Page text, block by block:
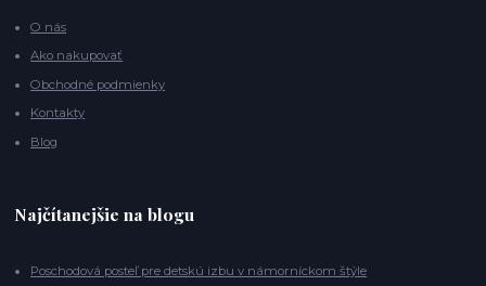
O nás
Ako nakupovať
Obchodné podmienky
Kontakty
Blog
Najčítanejšie na blogu
Poschodová posteľ pre detskú izbu v námorníckom štýle